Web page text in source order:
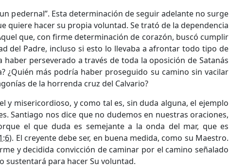
pedernal”. Esta determinación de seguir adelante no surge
quiere hacer su propia voluntad. Se trató de la dependencia
que, con firme determinación de corazón, buscó cumplir
del Padre, incluso si esto lo llevaba a afrontar todo tipo de
haber perseverado a través de toda la oposición de Satanás
¿Quién más podría haber proseguido su camino sin vacilar
de la horrenda cruz del Calvario?
y misericordioso, y como tal es, sin duda alguna, el ejemplo
Santiago nos dice que no dudemos en nuestras oraciones,
el que duda es semejante a la onda del mar, que es
). El creyente debe ser, en buena medida, como su Maestro.
y decidida convicción de caminar por el camino señalado
sustentará para hacer Su voluntad.